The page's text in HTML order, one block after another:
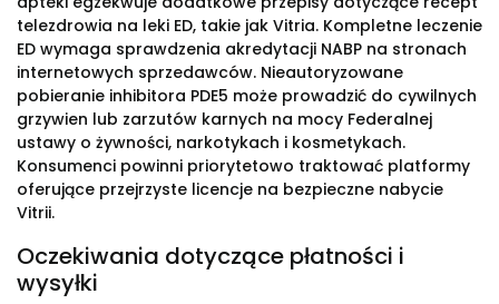
telezdrowia na leki ED, takie jak Vitria. Kompletne leczenie
ED wymaga sprawdzenia akredytacji NABP na stronach
internetowych sprzedawców. Nieautoryzowane
pobieranie inhibitora PDE5 może prowadzić do cywilnych
grzywien lub zarzutów karnych na mocy Federalnej
ustawy o żywności, narkotykach i kosmetykach.
Konsumenci powinni priorytetowo traktować platformy
oferujące przejrzyste licencje na bezpieczne nabycie
Vitrii.
Oczekiwania dotyczące płatności i
wysyłki